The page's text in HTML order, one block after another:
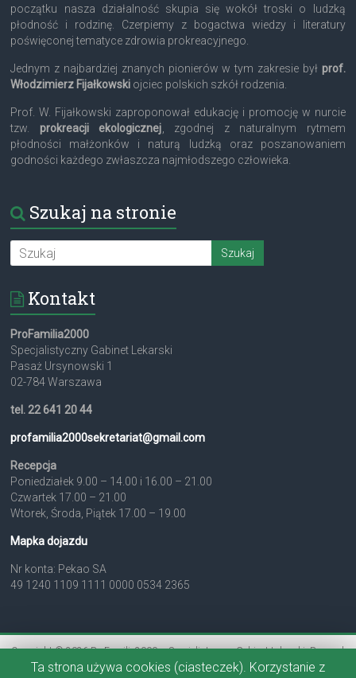
początku nasza działalność skupia się wokół troski o ludzką
płodność i rodzinę. Czerpiemy z bogactwa wiedzy i literatury
poświęconej tematyce zdrowia prokreacyjnego.
Jednym z najbardziej znanych pionierów w tym zakresie był prof.
Włodzimierz Fijałkowski ojciec polskich szkół rodzenia.
Prof. W. Fijałkowski zaproponował edukację i promocję w nurcie
tzw. prokreacji ekologicznej , zgodnej z naturalnym rytmem
płodności małżonków i naturą ludzką oraz poszanowaniem
godności każdego zwłaszcza najmłodszego człowieka.
Szukaj na stronie
Kontakt
ProFamilia2000
Specjalistyczny Gabinet Lekarski
Pasaż Ursynowski 1
02-784 Warszawa
tel. 22 641 20 44
profamilia2000sekretariat@gmail.com
Recepcja
Poniedziałek 9.00 – 14.00 i 16.00 – 21.00
Czwartek 17.00 – 21.00
Wtorek, Środa, Piątek 17.00 – 19.00
Mapka dojazdu
Nr konta: Pekao SA
49 1240 1109 1111 0000 0534 2365
Copyright © 2026ProFamilia2000 – Specjalistyczny Gabinet Lekarski. Powered
by WordPress. Theme: Accelerate byThemeGrill.
Ta strona używa cookies (ciasteczek). Korzystanie z